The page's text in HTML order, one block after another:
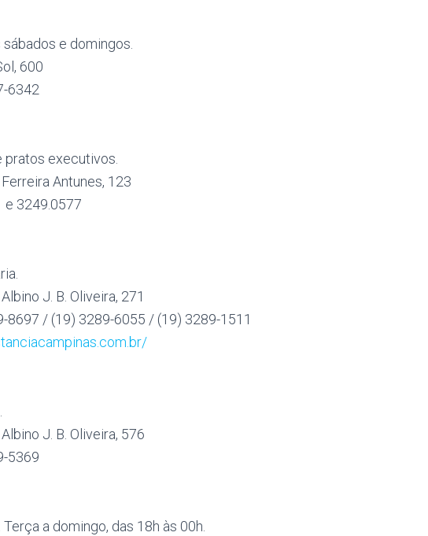
e domingos.
600
6342
pratos executivos.
Antunes, 123
e 3249.0577
J. B. Oliveira, 271
8697 / (19) 3289-6055 / (19) 3289-1511
J. B. Oliveira, 576
5369
a domingo, das 18h às 00h.